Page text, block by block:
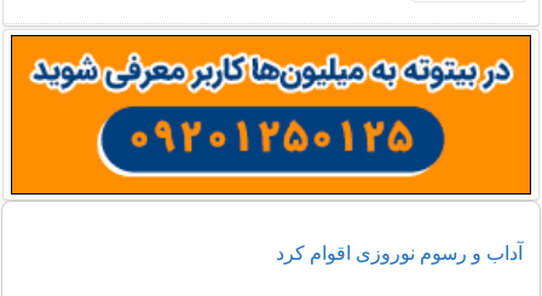
آداب و رسوم نوروزی اقوام کرد